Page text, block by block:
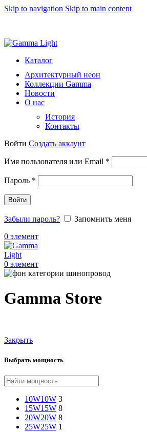
Skip to navigation Skip to main content
Каталог
Архитектурный неон
Коллекции Gamma
Новости
О нас
История
Контакты
Войти Создать аккаунт
Имя пользователя или Email *
Пароль *
Войти
Забыли пароль?
Запомнить меня
0 элемент
0 элемент
Gamma Store
Закрыть
Выбрать мощность
10W10W 3
15W15W 8
20W20W 8
25W25W 1